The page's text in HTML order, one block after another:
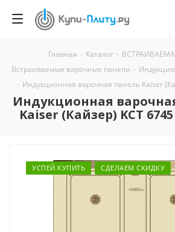
Главная - Каталог -
Встраиваемые варочные панели -
- Индукционная варочная панель Kaiser
Индукционная
Kaiser (Кайзер) KCT
УСПЕЙ КУПИТЬ СДЕЛАЕМ СКИДКУ